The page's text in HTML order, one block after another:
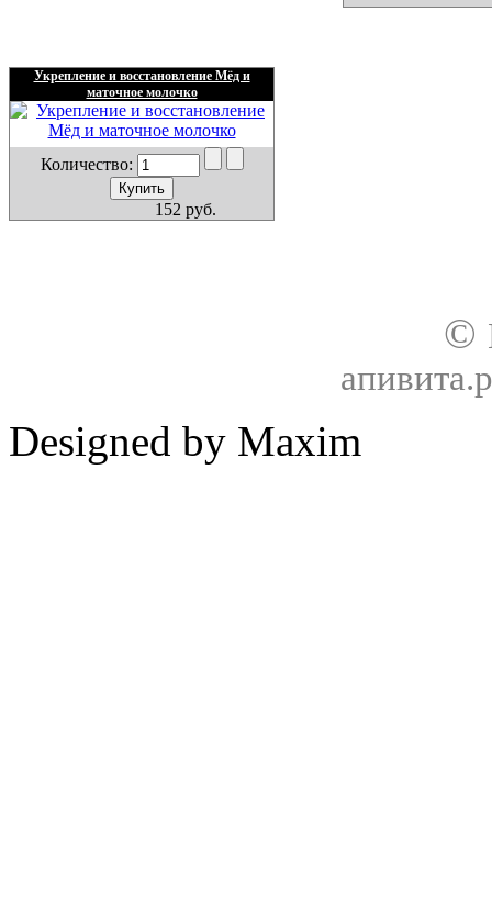
Укрепление и восcтановление Мёд и
маточное молочко
Количество:
152 руб.
©
Designed by Maxim